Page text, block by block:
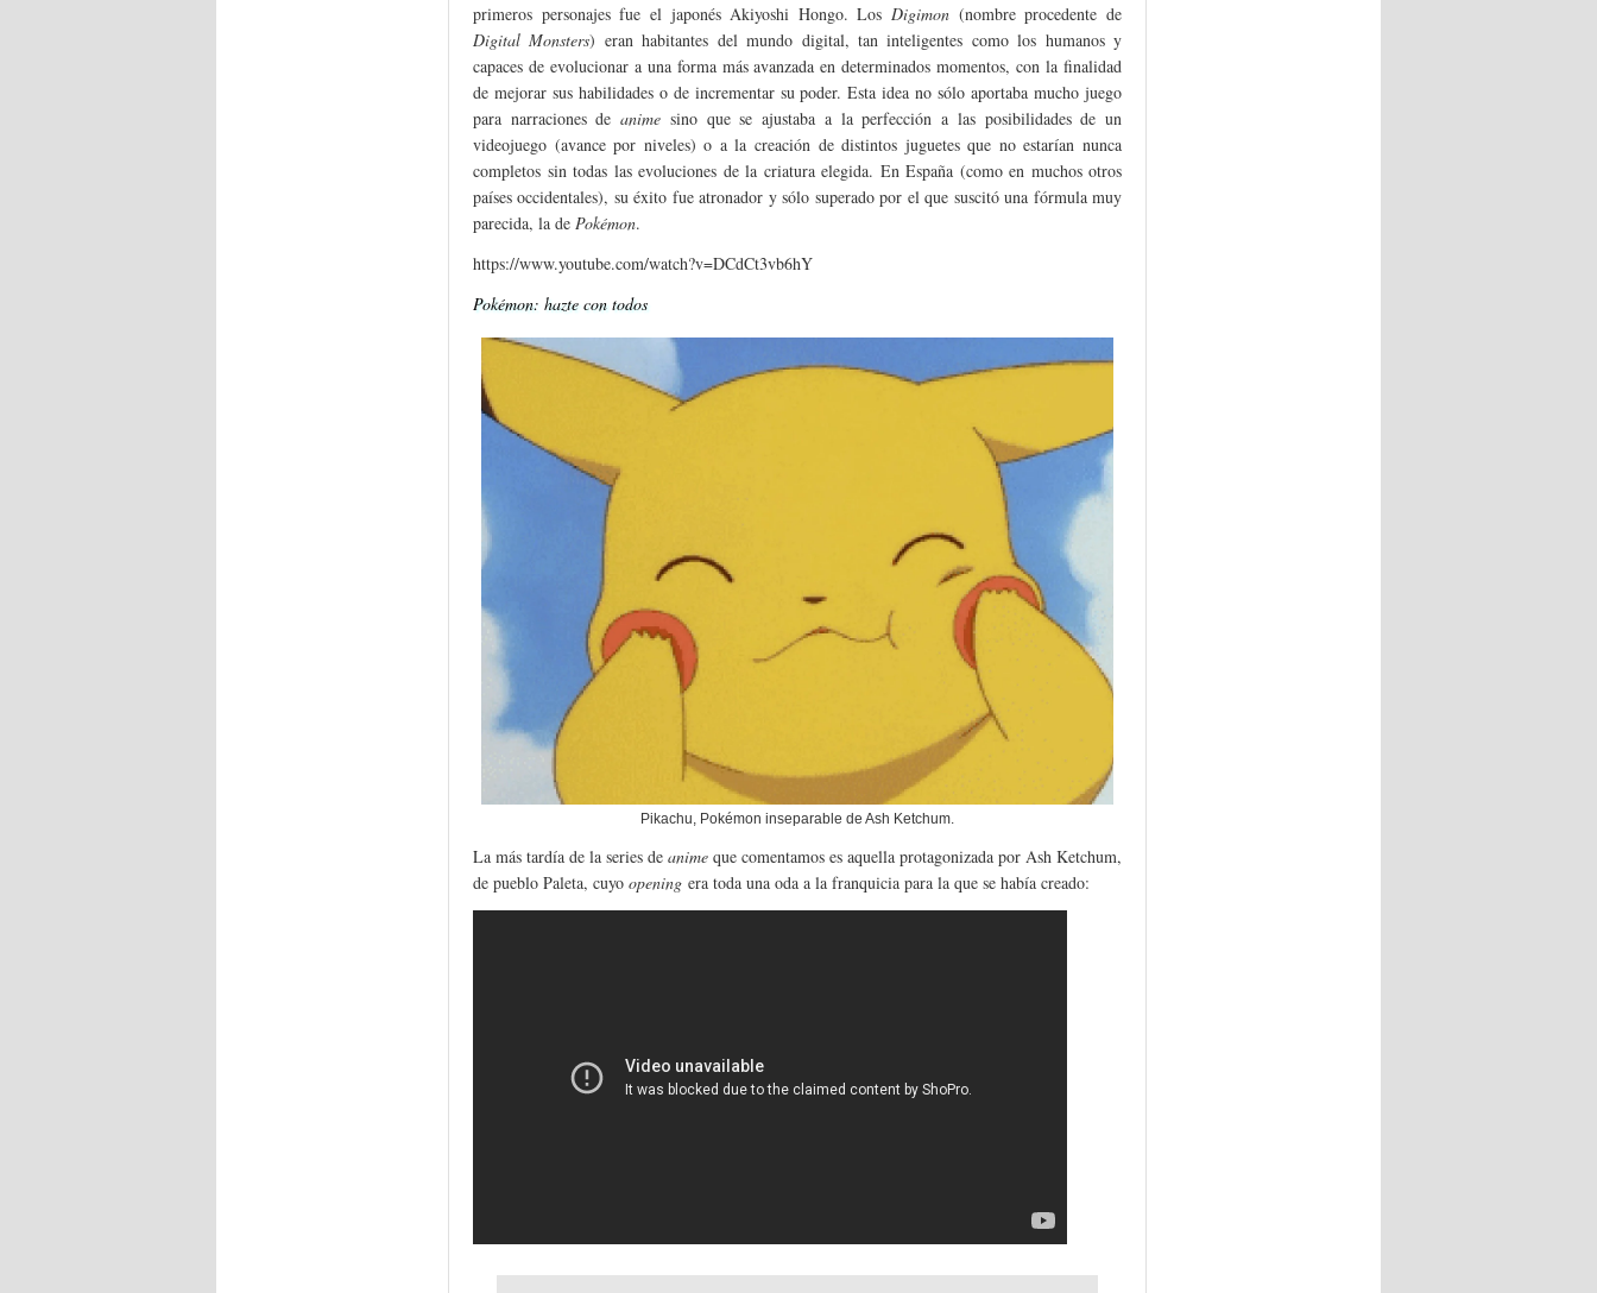
primeros personajes fue el japonés Akiyoshi Hongo. LosDigimon (nombre procedente de
Digital Monsters) eran habitantes del mundo digital, tan inteligentes como los humanos y
capaces de evolucionar a una forma más avanzada en determinados momentos, con la finalidad
de mejorar sus habilidades o de incrementar su poder. Esta idea no sólo aportaba mucho juego
para narraciones deanime sino que se ajustaba a la perfección a las posibilidades de un
videojuego (avance por niveles) o a la creación de distintos juguetes que no estarían nunca
completos sin todas las evoluciones de la criatura elegida. En España (como en muchos otros
países occidentales), su éxito fue atronador y sólo superado por el que suscitó una fórmula muy
parecida, la de Pokémon.
https://www.youtube.com/watch?v=DCdCt3vb6hY
Pokémon: hazte con todos
Pikachu, Pokémon inseparable de Ash Ketchum.
La más tardía de la series de anime que comentamos es aquella protagonizada por Ash Ketchum,
de pueblo Paleta, cuyo opening era toda una oda a la franquicia para la que se había creado: